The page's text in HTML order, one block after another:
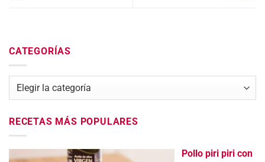
CATEGORÍAS
Categorías
RECETAS MÁS POPULARES
Pollo piri piri con